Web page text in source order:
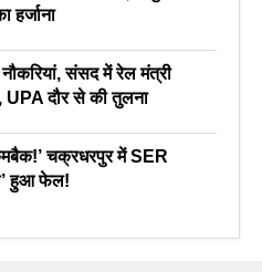
हर्जाना
संसद में रेल मंत्री
UPA दौर से की तुलना
चक्रधरपुर में SER
हुआ फेल!